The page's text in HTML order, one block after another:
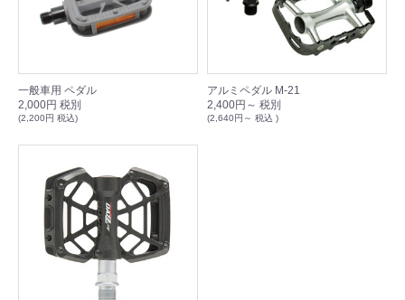
一般車用 ペダル
2,000円 税別
(2,200円 税込)
アルミペダル M-21
2,400円～ 税別
(2,640円～ 税込 )